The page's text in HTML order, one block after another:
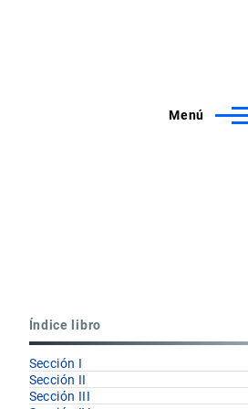
Menú
Índice libro
Sección I
Sección II
Sección III